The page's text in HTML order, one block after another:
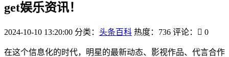
get娱乐资讯！
2024-10-10 13:20:00 分类： 头条百科 热度：736 评论： 0
在这个信息化的时代，明星的最新动态、影视作品、代言合作